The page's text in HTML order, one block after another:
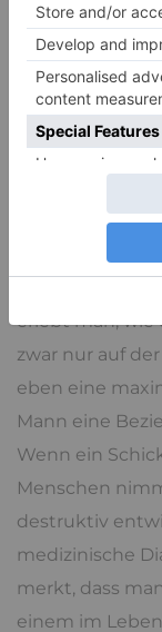
Gefahr durch
ohne, also,
gemessen am
seien
wert. Nach wie
näher, weil wir
Wir stehen
erlebt man, wie
zwar nur auf
eben eine
Mann eine
Wenn ein
Menschen
destruktiv
medizinische
merkt, dass
einem im